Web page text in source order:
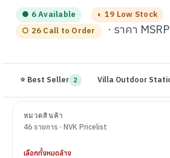
● 6 Available ◐ 19 Low Stock
○ 26 Call to Order
· ราคา
⭐ Best Seller 2 Villa Outdoor
หมวดสินค้า
46 รายการ · NVK Pricelist
เลือกทั้งหมดล้าง